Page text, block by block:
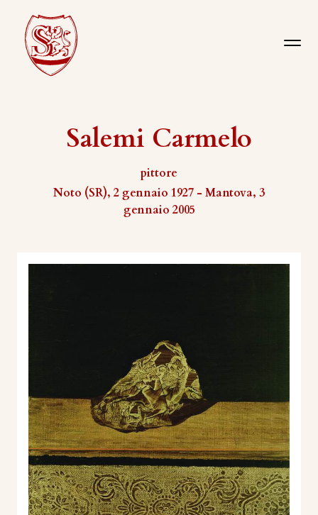
Salemi Carmelo
pittore
Noto (SR), 2 gennaio 1927 - Mantova, 3
gennaio 2005